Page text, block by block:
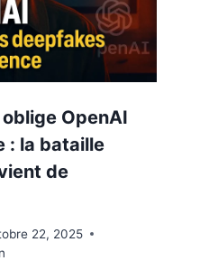
OpenAI
: la bataille
de
22, 2025